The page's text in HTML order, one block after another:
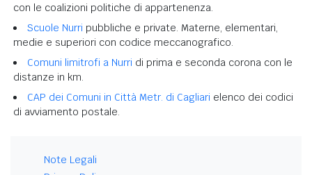
con le coalizioni politiche di appartenenza.
Scuole Nurri pubbliche e private. Materne, elementari,
medie e superiori con codice meccanografico.
Comuni limitrofi a Nurri di prima e seconda corona con le
distanze in km.
CAP dei Comuni in Città Metr. di Cagliari elenco dei codici
di avviamento postale.
Note Legali